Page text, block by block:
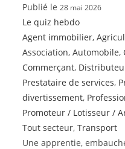
Publié le 28 mai 2026
Le quiz hebdo
Agent immobilier,
Association,Automobile,
Commerçant,
Prestataire de services,
divertissement,
Promoteur / Lotisseur /
Tout secteur,Transport
Une apprentie,